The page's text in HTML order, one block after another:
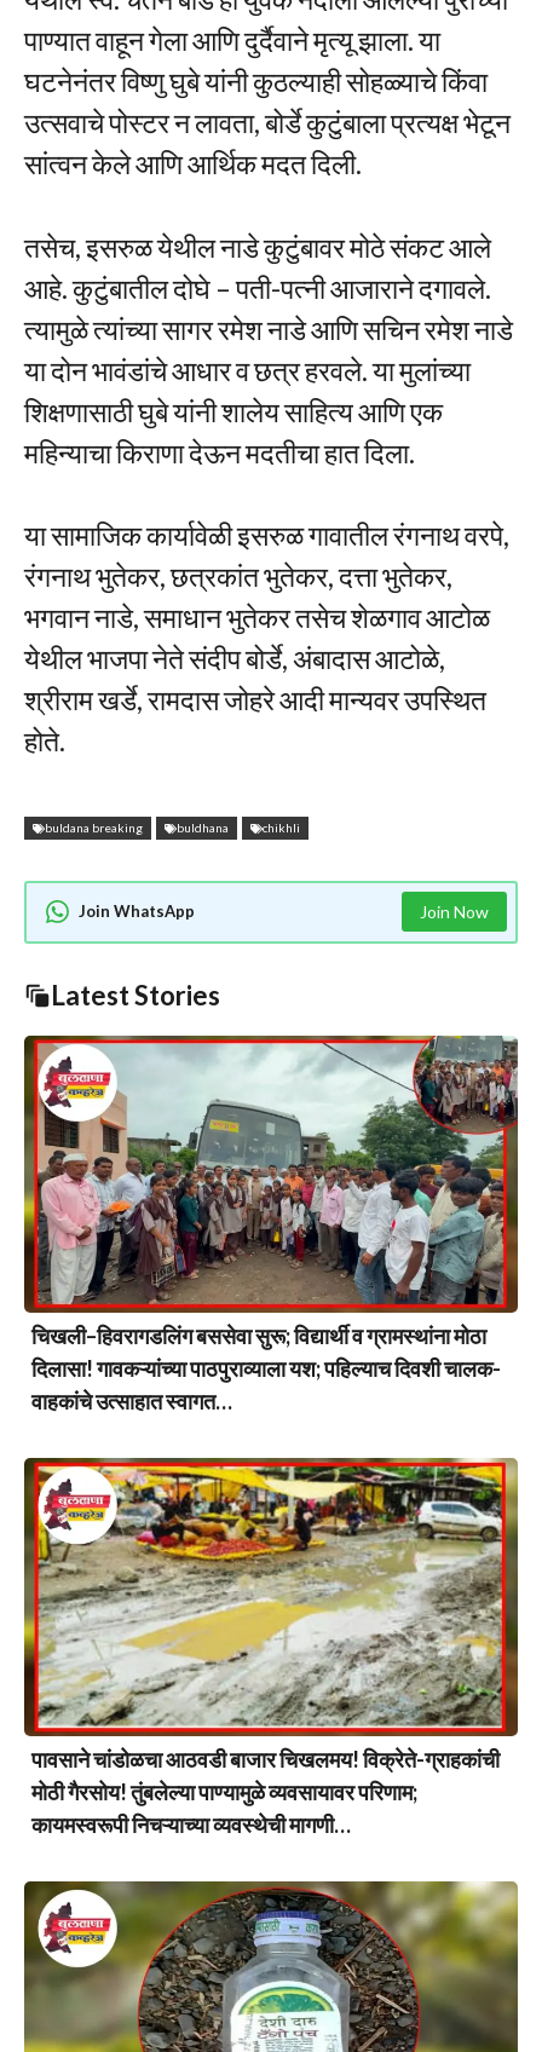
पाण्यात वाहून गेला आणि दुर्दैवाने मृत्यू झाला. या
घटनेनंतर विष्णु घुबे यांनी कुठल्याही सोहळ्याचे किंवा
उत्सवाचे पोस्टर न लावता, बोर्डे कुटुंबाला प्रत्यक्ष भेटून
सांत्वन केले आणि आर्थिक मदत दिली.
तसेच, इसरुळ येथील नाडे कुटुंबावर मोठे संकट आले
आहे. कुटुंबातील दोघे – पती-पत्नी आजाराने दगावले.
त्यामुळे त्यांच्या सागर रमेश नाडे आणि सचिन रमेश नाडे
या दोन भावंडांचे आधार व छत्र हरवले. या मुलांच्या
शिक्षणासाठी घुबे यांनी शालेय साहित्य आणि एक
महिन्याचा किराणा देऊन मदतीचा हात दिला.
या सामाजिक कार्यावेळी इसरुळ गावातील रंगनाथ वरपे,
रंगनाथ भुतेकर, छत्रकांत भुतेकर, दत्ता भुतेकर,
भगवान नाडे, समाधान भुतेकर तसेच शेळगाव आटोळ
येथील भाजपा नेते संदीप बोर्डे, अंबादास आटोळे,
श्रीराम खर्डे, रामदास जोहरे आदी मान्यवर उपस्थित
होते.
buldana breaking buldhana chikhli
Join WhatsApp Join Now
Latest Stories
चिखली–हिवरागडलिंग बससेवा सुरू; विद्यार्थी व ग्रामस्थांना मोठा
दिलासा! गावकऱ्यांच्या पाठपुराव्याला यश; पहिल्याच दिवशी चालक-
वाहकांचे उत्साहात स्वागत…
पावसाने चांडोळचा आठवडी बाजार चिखलमय! विक्रेते-ग्राहकांची
मोठी गैरसोय! तुंबलेल्या पाण्यामुळे व्यवसायावर परिणाम;
कायमस्वरूपी निचऱ्याच्या व्यवस्थेची मागणी…